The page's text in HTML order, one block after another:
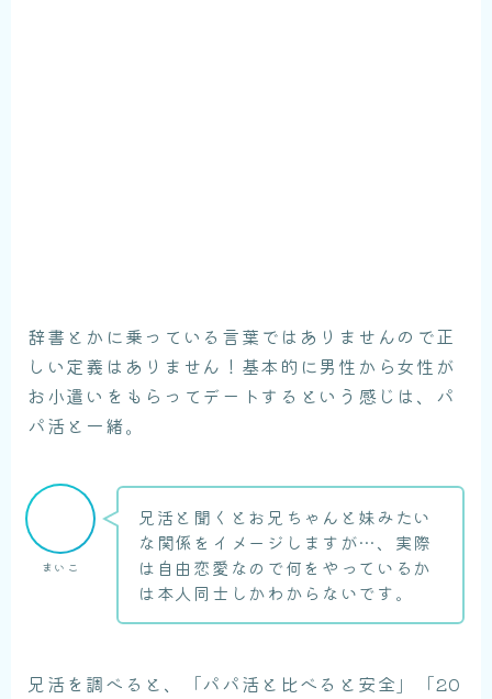
辞書とかに乗っている言葉ではありませんので正
しい定義はありません！基本的に男性から女性が
お小遣いをもらってデートするという感じは、パ
パ活と一緒。
まいこ
兄活と聞くとお兄ちゃんと妹みたい
な関係をイメージしますが…、実際
は自由恋愛なので何をやっているか
は本人同士しかわからないです。
兄活を調べると、「パパ活と比べると安全」「20